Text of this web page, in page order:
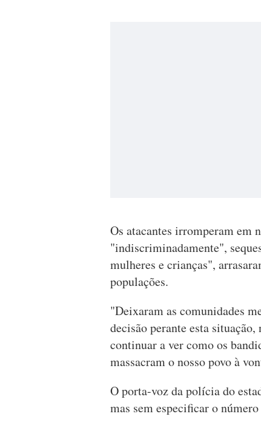
Os atacantes irromperam em
"indiscriminadamente",
mulheres e crianças",
populações.
"Deixaram as comunidades
decisão perante esta
continuar a ver como os
massacram o nosso povo à
O porta-voz da polícia do
mas sem especificar o